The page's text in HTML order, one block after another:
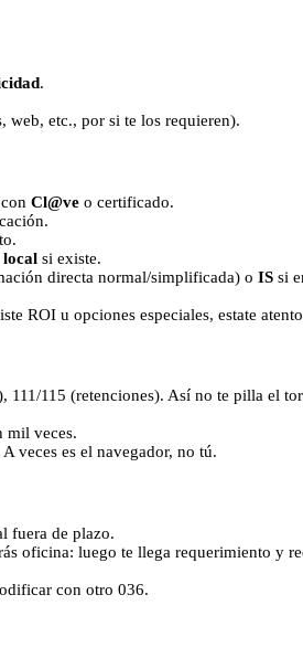
.
web, etc., por si te los requieren).
Cl@ve o certificado.
local si existe.
directa normal/simplificada) o IS si
ROI u opciones especiales, estate
115 (retenciones). Así no te pilla el
mil veces.
veces es el navegador, no tú.
fuera de plazo.
oficina: luego te llega requerimiento y
con otro 036.